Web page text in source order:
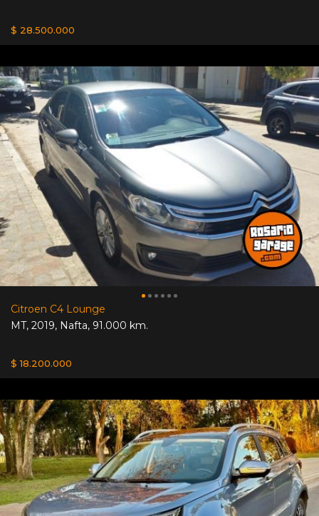
$ 28.500.000
Citroen C4 Lounge
MT, 2019, Nafta, 91.000 km.
$ 18.200.000